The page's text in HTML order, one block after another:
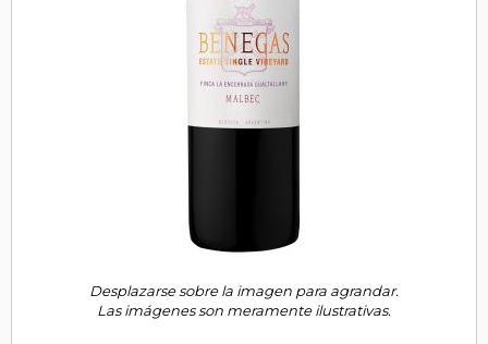
Desplazarse sobre la imagen para agrandar.
Las imágenes son meramente ilustrativas.